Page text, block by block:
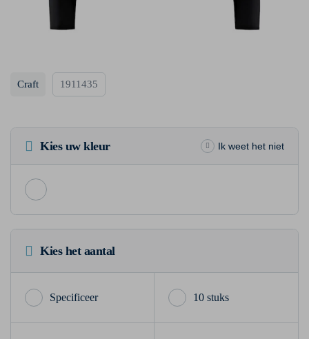
Craft 1911435
Kies uw kleur Ik weet het niet
Kies het aantal
10 stuks